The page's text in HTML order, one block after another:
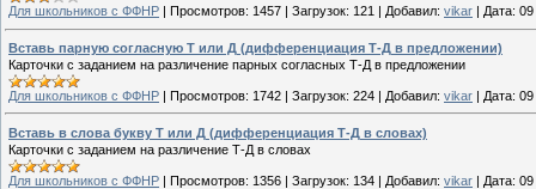
Для школьников с ФФНР Просмотров: 1457 Загрузок: 121 Добавил: vikar Дата:
Вставь парную согласную Т или Д (дифференциация Т-Д в предложении)
Карточки с заданием на различение парных согласных Т-Д в предложении
Для школьников с ФФНР | Просмотров: 1742 | Загрузок: 224 | Добавил: vikar | Дата:
Вставь в слова букву Т или Д (дифференциация Т-Д в словах)
Карточки с заданием на различение Т-Д в словах
Для школьников с ФФНР | Просмотров: 1356 | Загрузок: 134 | Добавил: vikar | Дата: